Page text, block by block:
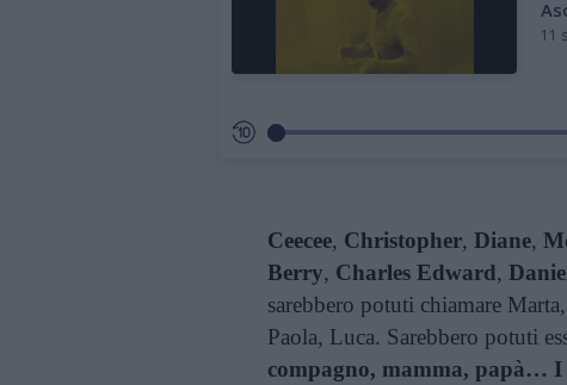
11
Ceecee, Christopher, Diane,
Berry, Charles Edward,
sarebbero potuti chiamare
Paola, Luca. Sarebbero potuti
compagno, mamma, papà… I